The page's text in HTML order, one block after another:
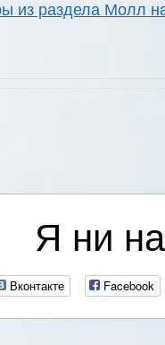
из раздела Молл
Я ни
Вконтакте Facebook